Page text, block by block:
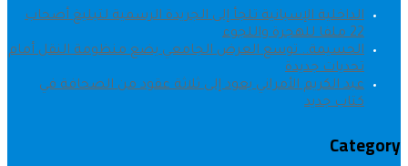
الداخلية الإسبانية تلجأ إلى الجريدة الرسمية لتبليغ أصحاب
22 ملفا للهجرة واللجوء
الحسيمة.. توسع العرض الجامعي يضع منظومة النقل أمام
تحديات جديدة
عبد الكريم الأمراني يعود إلى ثلاثة عقود من الصحافة في
كتاب جديد
Category